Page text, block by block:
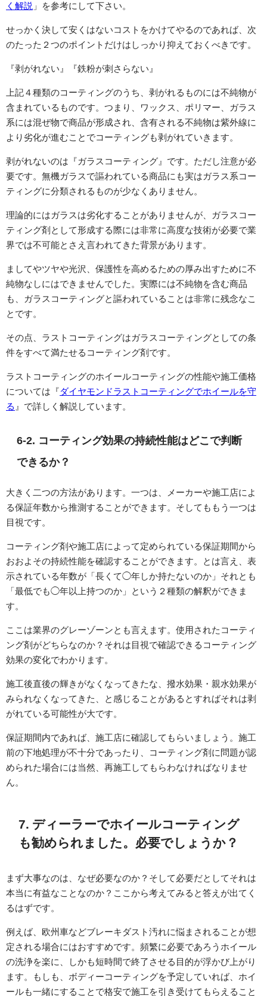
く解説 」を参考にして下さい。
せっかく決して安くはないコストをかけてやるのであれば、次
のたった２つのポイントだけはしっかり抑えておくべきです。
『剥がれない』『鉄粉が刺さらない』
上記４種類のコーティングのうち、剥がれるものには不純物が
含まれているものです。つまり、ワックス、ポリマー、ガラス
系には混ぜ物で商品が形成され、含有される不純物は紫外線に
より劣化が進むことでコーティングも剥がれていきます。
剥がれないのは『ガラスコーティング』です。ただし注意が必
要です。無機ガラスで謳われている商品にも実はガラス系コー
ティングに分類されるものが少なくありません。
理論的にはガラスは劣化することがありませんが、ガラスコー
ティング剤として形成する際には非常に高度な技術が必要で業
界では不可能とさえ言われてきた背景があります。
ましてやツヤや光沢、保護性を高めるための厚み出すために不
純物なしにはできませんでした。実際には不純物を含む商品
も、ガラスコーティングと謳われていることは非常に残念なこ
とです。
その点、ラストコーティングはガラスコーティングとしての条
件をすべて満たせるコーティング剤です。
ラストコーティングのホイールコーティングの性能や施工価格
については『 ダイヤモンドラストコーティングでホイールを守
る 』で詳しく解説しています。
6-2. コーティング効果の持続性能はどこで判断
できるか？
大きく二つの方法があります。一つは、メーカーや施工店によ
る保証年数から推測することができます。そしてももう一つは
目視です。
コーティング剤や施工店によって定められている保証期間から
おおよその持続性能を確認することができます。とは言え、表
示されている年数が「長くて◯年しか持たないのか」それとも
「最低でも◯年以上持つのか」という２種類の解釈ができま
す。
ここは業界のグレーゾーンとも言えます。使用されたコーティ
ング剤がどちらなのか？それは目視で確認できるコーティング
効果の変化でわかります。
施工後直後の輝きがなくなってきたな、撥水効果・親水効果が
みられなくなってきた、と感じることがあるとすればそれは剥
がれている可能性が大です。
保証期間内であれば、施工店に確認してもらいましょう。施工
前の下地処理が不十分であったり、コーティング剤に問題が認
められた場合には当然、再施工してもらわなければなりませ
ん。
7. ディーラーでホイールコーティング
も勧められました。必要でしょうか？
まず大事なのは、なぜ必要なのか？そして必要だとしてそれは
本当に有益なことなのか？ここから考えてみると答えが出てく
るはずです。
例えば、欧州車などブレーキダスト汚れに悩まされることが想
定される場合にはおすすめです。頻繁に必要であろうホイール
の洗浄を楽に、しかも短時間で終了させる目的が浮かび上がり
ます。もしも、ボディーコーティングを予定していれば、ホイ
ールも一緒にすることで格安で施工を引き受けてもらえること